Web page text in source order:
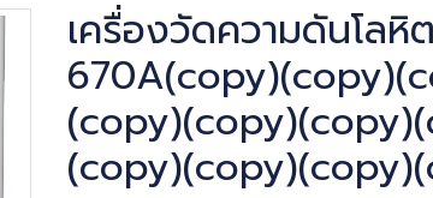
เครื่องวัดความดันโล